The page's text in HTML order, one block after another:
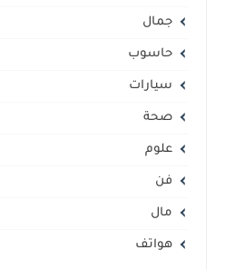
جمال
حاسوب
سيارات
صحة
علوم
فن
مال
هواتف